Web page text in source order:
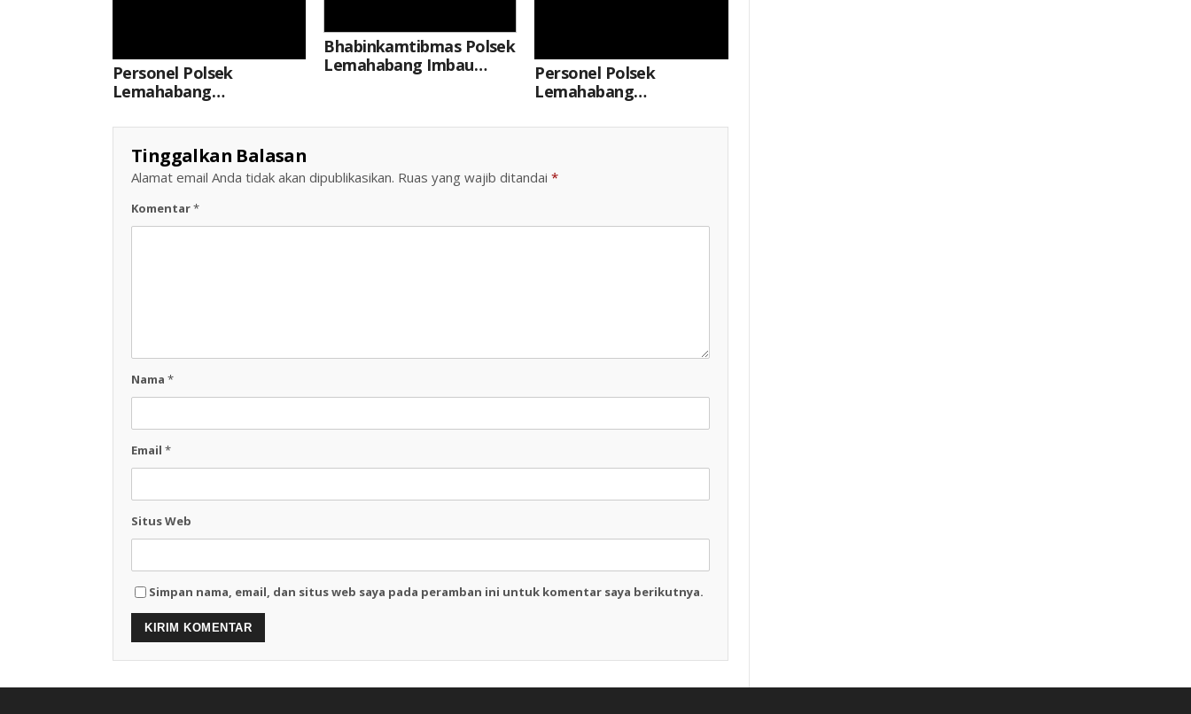
Personel Polsek
Lemahabang
Call Center 110 Di Obyek
Vital
Bhabinkamtibmas Polsek
Lemahabang Imbau
Personel Polsek
Lemahabang
Serse Di Obyek Vital
Tinggalkan Balasan
Alamat email Anda tidak akan dipublikasikan. Ruas yang wajib ditandai *
Komentar*
Nama *
Email *
Situs Web
Simpan nama, email, dan situs web saya pada peramban ini untuk komentar saya berikutnya.